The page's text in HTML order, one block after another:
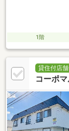
1階
貸住付店
コーポ